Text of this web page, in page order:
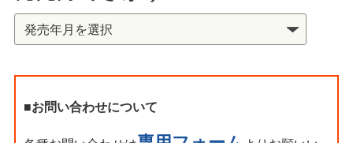
■お問い合わせについて